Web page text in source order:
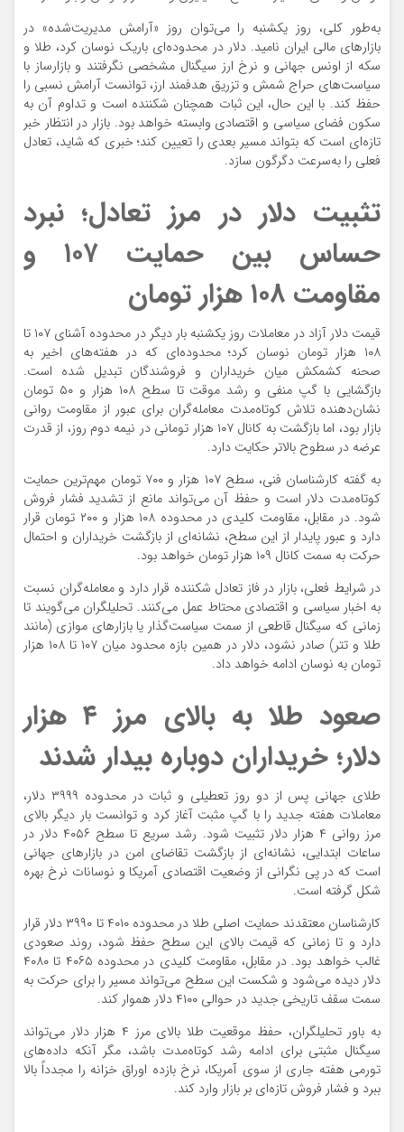
به‌طور کلی، روز یکشنبه را می‌توان روز «آرامش مدیریت‌شده» در
بازارهای مالی ایران نامید. دلار در محدوده‌ای باریک نوسان کرد، طلا و
سکه از اونس جهانی و نرخ ارز سیگنال مشخصی نگرفتند و بازارساز با
سیاست‌های حراج شمش و تزریق هدفمند ارز، توانست آرامش نسبی را
حفظ کند. با این حال، این ثبات همچنان شکننده است و تداوم آن به
سکون فضای سیاسی و اقتصادی وابسته خواهد بود. بازار در انتظار خبر
تازه‌ای است که بتواند مسیر بعدی را تعیین کند؛ خبری که شاید، تعادل
فعلی را به‌سرعت دگرگون سازد.
تثبیت دلار در مرز تعادل؛ نبرد
حساس بین حمایت ۱۰۷ و
مقاومت ۱۰۸ هزار تومان
قیمت دلار آزاد در معاملات روز یکشنبه بار دیگر در محدوده‌ آشنای ۱۰۷ تا
۱۰۸ هزار تومان نوسان کرد؛ محدوده‌ای که در هفته‌های اخیر به
صحنه‌ کشمکش میان خریداران و فروشندگان تبدیل شده است.
بازگشایی با گپ منفی و رشد موقت تا سطح ۱۰۸ هزار و ۵۰ تومان
نشان‌دهنده‌ تلاش کوتاه‌مدت معامله‌گران برای عبور از مقاومت روانی
بازار بود، اما بازگشت به کانال ۱۰۷ هزار تومانی در نیمه دوم روز، از قدرت
عرضه در سطوح بالاتر حکایت دارد.
به گفته کارشناسان فنی، سطح ۱۰۷ هزار و ۷۰۰ تومان مهم‌ترین حمایت
کوتاه‌مدت دلار است و حفظ آن می‌تواند مانع از تشدید فشار فروش
شود. در مقابل، مقاومت کلیدی در محدوده‌ ۱۰۸ هزار و ۲۰۰ تومان قرار
دارد و عبور پایدار از این سطح، نشانه‌ای از بازگشت خریداران و احتمال
حرکت به سمت کانال ۱۰۹ هزار تومان خواهد بود.
در شرایط فعلی، بازار در فاز تعادل شکننده قرار دارد و معامله‌گران نسبت
به اخبار سیاسی و اقتصادی محتاط عمل می‌کنند. تحلیلگران می‌گویند تا
زمانی که سیگنال قاطعی از سمت سیاست‌گذار یا بازارهای موازی (مانند
طلا و تتر) صادر نشود، دلار در همین بازه‌ محدود میان ۱۰۷ تا ۱۰۸ هزار
تومان به نوسان ادامه خواهد داد.
صعود طلا به بالای مرز ۴ هزار
دلار؛ خریداران دوباره بیدار شدند
طلای جهانی پس از دو روز تعطیلی و ثبات در محدوده‌ ۳۹۹۹ دلار،
معاملات هفته جدید را با گپ مثبت آغاز کرد و توانست بار دیگر بالای
مرز روانی ۴ هزار دلار تثبیت شود. رشد سریع تا سطح ۴۰۵۶ دلار در
ساعات ابتدایی، نشانه‌ای از بازگشت تقاضای امن در بازارهای جهانی
است که در پی نگرانی از وضعیت اقتصادی آمریکا و نوسانات نرخ بهره
شکل گرفته است.
کارشناسان معتقدند حمایت اصلی طلا در محدوده‌ ۴۰۱۰ تا ۳۹۹۰ دلار قرار
دارد و تا زمانی که قیمت بالای این سطح حفظ شود، روند صعودی
غالب خواهد بود. در مقابل، مقاومت کلیدی در محدوده‌ ۴۰۶۵ تا ۴۰۸۰
دلار دیده می‌شود و شکست این سطح می‌تواند مسیر را برای حرکت به
سمت سقف تاریخی جدید در حوالی ۴۱۰۰ دلار هموار کند.
به باور تحلیلگران، حفظ موقعیت طلا بالای مرز ۴ هزار دلار می‌تواند
سیگنال مثبتی برای ادامه رشد کوتاه‌مدت باشد، مگر آنکه داده‌های
تورمی هفته جاری از سوی آمریکا، نرخ بازده اوراق خزانه را مجدداً بالا
ببرد و فشار فروش تازه‌ای بر بازار وارد کند.